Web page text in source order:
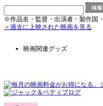
※作品名・監督・出演者・製作国
＞過去に上映された映画を見る
映画関連グッズ